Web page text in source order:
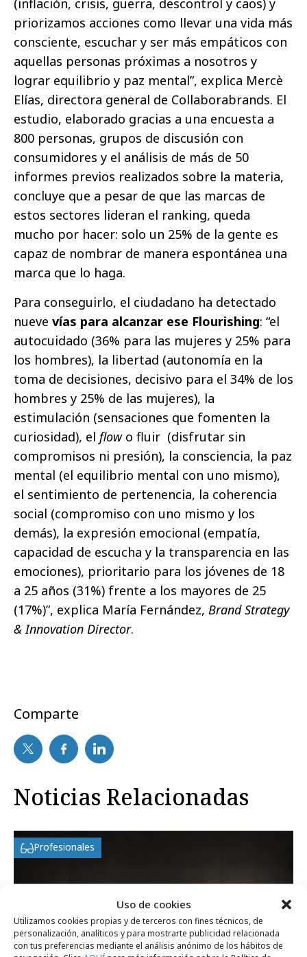
Uso de cookies
Utilizamos cookies propias y de terceros con fines técnicos, de
personalización, analíticos y para mostrarte publicidad relacionada
con tus preferencias mediante el análisis anónimo de los hábitos de
(inflación, crisis, guerra, descontrol y caos) y
priorizamos acciones como llevar una vida más
consciente, escuchar y ser más empáticos con
aquellas personas próximas a nosotros y
lograr equilibrio y paz mental”, explica Mercè
Elías, directora general de Collaborabrands. El
estudio, elaborado gracias a una encuesta a
800 personas, grupos de discusión con
consumidores y el análisis de más de 50
informes previos realizados sobre la materia,
concluye que a pesar de que las marcas de
estos sectores lideran el ranking, queda
mucho por hacer: solo un 25% de la gente es
capaz de nombrar de manera espontánea una
marca que lo haga.
Para conseguirlo, el ciudadano ha detectado
nueve vías para alcanzar ese Flourishing: “el
autocuidado (36% para las mujeres y 25% para
los hombres), la libertad (autonomía en la
toma de decisiones, decisivo para el 34% de los
hombres y 25% de las mujeres), la
estimulación (sensaciones que fomenten la
curiosidad), el flow o fluir (disfrutar sin
compromisos ni presión), la consciencia, la paz
mental (el equilibrio mental con uno mismo),
el sentimiento de pertenencia, la coherencia
social (compromiso con uno mismo y los
demás), la expresión emocional (empatía,
capacidad de escucha y la transparencia en las
emociones), prioritario para los jóvenes de 18
a 25 años (31%) frente a los mayores de 25
(17%)”, explica María Fernández, Brand Strategy
& Innovation Director.
Comparte
Noticias Relacionadas
Profesionales